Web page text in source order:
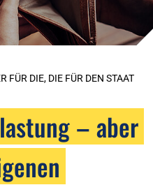
DIE, DIE FÜR DEN STAAT A
– aber